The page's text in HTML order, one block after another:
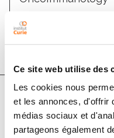
Ce site web utilise des
Les cookies nous
et les annonces, d'offrir
médias sociaux et
partageons également
DOI : 10.1080/
Auteurs